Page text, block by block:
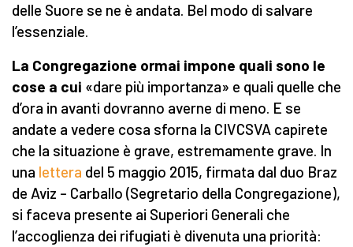
delle Suore se ne è andata. Bel modo di salvare
l’essenziale.
La Congregazione ormai impone quali sono le
cose a cui «dare più importanza» e quali quelle che
d’ora in avanti dovranno averne di meno. E se
andate a vedere cosa sforna la CIVCSVA capirete
che la situazione è grave, estremamente grave. In
una lettera del 5 maggio 2015, firmata dal duo Braz
de Aviz – Carballo (Segretario della Congregazione),
si faceva presente ai Superiori Generali che
l’accoglienza dei rifugiati è divenuta una priorità: